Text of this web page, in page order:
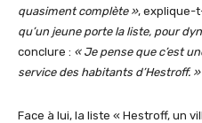
quasiment complète », explique-
qu’un jeune porte la liste, pour
conclure : « Je pense que c’est
service des habitants d’Hestroff. »
Face à lui, la liste « Hestroff, un